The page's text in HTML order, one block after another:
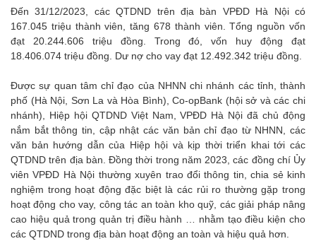
Đến 31/12/2023, các QTDND trên địa bàn VPĐD Hà Nội có
167.045 triệu thành viên, tăng 678 thành viên. Tổng nguồn vốn
đạt 20.244.606 triệu đồng. Trong đó, vốn huy động đạt
18.406.074 triệu đồng. Dư nợ cho vay đạt 12.492.342 triệu đồng.
Được sự quan tâm chỉ đạo của NHNN chi nhánh các tỉnh, thành
phố (Hà Nội, Sơn La và Hòa Bình), Co-opBank (hội sở và các chi
nhánh), Hiệp hội QTDND Việt Nam, VPĐD Hà Nội đã chủ động
nắm bắt thông tin, cập nhật các văn bản chỉ đạo từ NHNN, các
văn bản hướng dẫn của Hiệp hội và kịp thời triển khai tới các
QTDND trên địa bàn. Đồng thời trong năm 2023, các đồng chí Ủy
viên VPĐD Hà Nội thường xuyên trao đổi thông tin, chia sẻ kinh
nghiệm trong hoạt động đặc biệt là các rủi ro thường gặp trong
hoạt động cho vay, công tác an toàn kho quỹ, các giải pháp nâng
cao hiệu quả trong quản trị điều hành … nhằm tạo điều kiện cho
các QTDND trong địa bàn hoạt động an toàn và hiệu quả hơn.